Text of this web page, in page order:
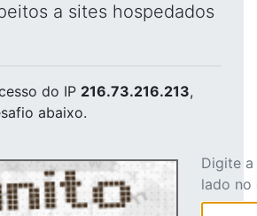
a sites hospedados
do IP 216.73.216.213,
abaixo.
Digite
lado no